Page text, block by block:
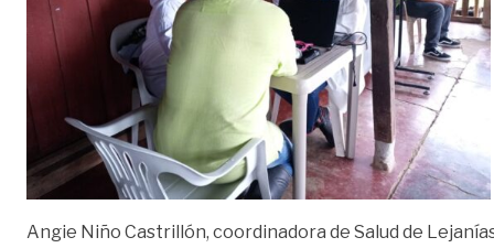
Angie Niño Castrillón, coordinadora de Salud de